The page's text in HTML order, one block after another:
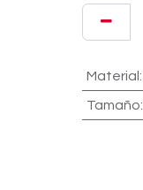
Material :
Tamaño: